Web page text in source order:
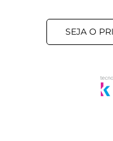
SEJA O